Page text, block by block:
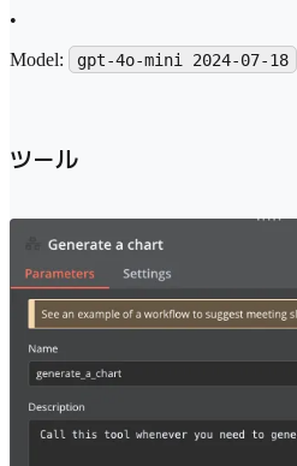
•
Model:
gpt-4o-mini 2024-07-18
ツール